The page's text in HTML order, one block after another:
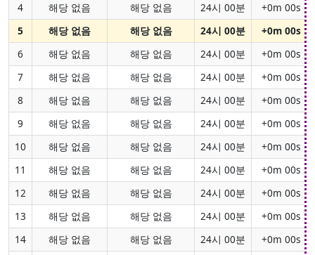
4
해당 없음 해당 없음 24시 00분
+0m 00s
5
해당 없음 해당 없음 24시 00분
+0m 00s
6
해당 없음 해당 없음 24시 00분
+0m 00s
7
해당 없음 해당 없음 24시 00분
+0m 00s
8
해당 없음 해당 없음 24시 00분
+0m 00s
9
해당 없음 해당 없음 24시 00분
+0m 00s
10
해당 없음 해당 없음 24시 00분
+0m 00s
11
해당 없음 해당 없음 24시 00분
+0m 00s
12
해당 없음 해당 없음 24시 00분
+0m 00s
13
해당 없음 해당 없음 24시 00분
+0m 00s
14
해당 없음 해당 없음 24시 00분
+0m 00s